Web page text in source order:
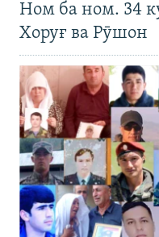
Ном ба ном. 34
Хоруғ ва Рӯшон